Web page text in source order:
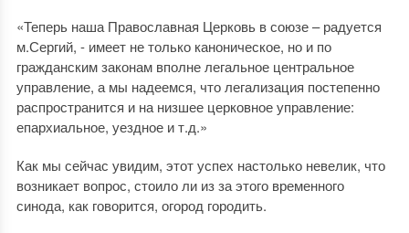
«Теперь наша Православная Церковь в союзе – радуется
м.Сергий, - имеет не только каноническое, но и по
гражданским законам вполне легальное центральное
управление, а мы надеемся, что легализация постепенно
распространится и на низшее церковное управление:
епархиальное, уездное и т.д.»
Как мы сейчас увидим, этот успех настолько невелик, что
возникает вопрос, стоило ли из за этого временного
синода, как говорится, огород городить.